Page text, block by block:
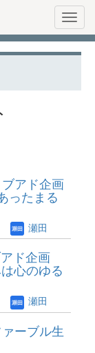
アド企画
ったまる
瀬田
ド企画
心のゆる
瀬田
ーブル生